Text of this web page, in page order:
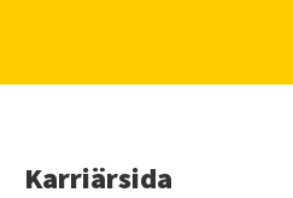
Karriärsida